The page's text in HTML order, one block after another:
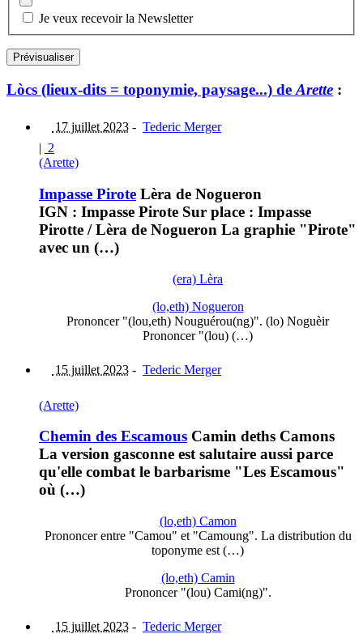
Je veux recevoir la Newsletter
Lòcs (lieux-dits = toponymie, paysage...) de Arette :
17 juillet 2023 - Tederic Merger
| 2
(Arette)
Impasse Pirote Lèra de Nogueron
IGN : Impasse Pirote Sur place : Impasse
Pirotte / Lèra de Nogueron La graphie "Pirote"
avec un (…)
(era) Lèra
(lo,eth) Nogueron
Prononcer "(lou,eth) Nouguérou(ng)". (lo) Noguèir
Prononcer "(lou) (…)
15 juillet 2023 - Tederic Merger
(Arette)
Chemin des Escamous Camin deths Camons
La version gasconne est salutaire aussi parce
qu'elle combat le barbarisme "Les Escamous"
où (…)
(lo,eth) Camon
Prononcer entre "Camou" et "Camoung". La distribution du
toponyme est (…)
(lo,eth) Camin
Prononcer "(lou) Cami(ng)".
15 juillet 2023 - Tederic Merger